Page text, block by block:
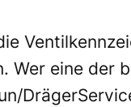
Wer eine der